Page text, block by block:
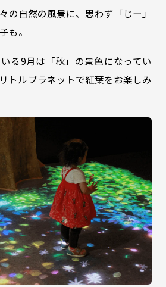
の自然の風景に、思わず「じー」
も。
る9月は「秋」の景色になってい
トルプラネットで紅葉をお楽しみ